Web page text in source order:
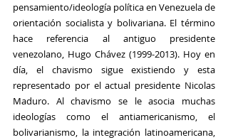
pensamiento/ideología política en Venezuela de
orientación socialista y bolivariana. El término
hace referencia al antiguo presidente
venezolano, Hugo Chávez (1999-2013). Hoy en
día, el chavismo sigue existiendo y esta
representado por el actual presidente Nicolas
Maduro. Al chavismo se le asocia muchas
ideologías como el antiamericanismo, el
bolivarianismo, la integración latinoamericana,